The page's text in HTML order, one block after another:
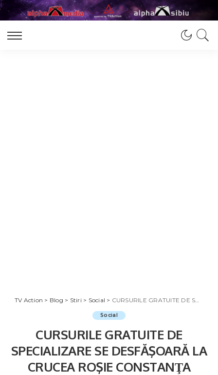
TV Action > Blog > Stiri > Social > CURSURILE GRATUITE DE SPECIALIZARE SE DESFĂŞOARĂ LA CRUCEA ROŞIE CONSTANŢA
Social
CURSURILE GRATUITE DE
SPECIALIZARE SE DESFĂŞOARĂ LA
CRUCEA ROŞIE CONSTANŢA